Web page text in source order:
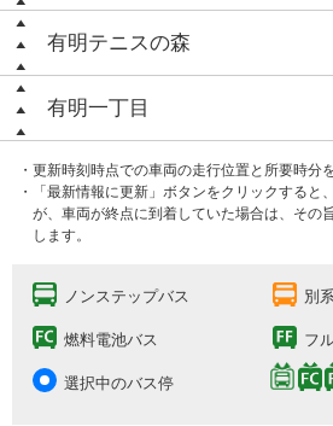
有明テニスの森
有明一丁目
・更新時刻時点での車両の走行位置と所要時分
・「最新情報に更新」ボタンをクリックすると
が、車両が終点に到着していた場合は、その
します。
ノンステップバス 別
燃料電池バス フ
選択中のバス停